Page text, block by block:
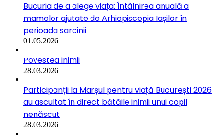
Bucuria de a alege viața: Întâlnirea anuală a
mamelor ajutate de Arhiepiscopia Iașilor în
perioada sarcinii
01.05.2026
Povestea inimii
28.03.2026
Participanții la Marșul pentru viață București 2026
au ascultat în direct bătăile inimii unui copil
nenăscut
28.03.2026